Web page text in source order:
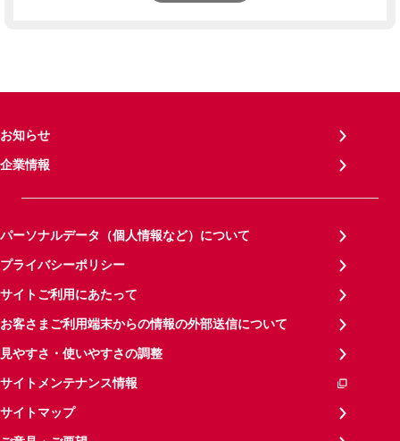
お知らせ
企業情報
パーソナルデータ（個人情報など）について
プライバシーポリシー
サイトご利用にあたって
お客さまご利用端末からの情報の外部送信について
見やすさ・使いやすさの調整
サイトメンテナンス情報
サイトマップ